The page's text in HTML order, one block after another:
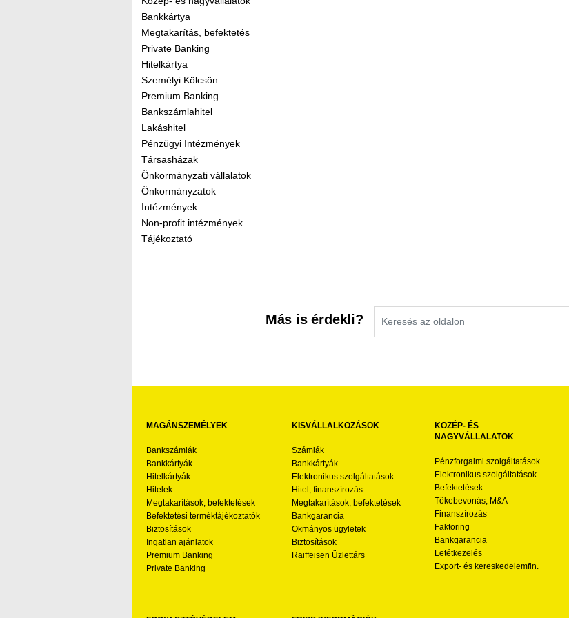
Bankkártya
Megtakarítás, befektetés
Private Banking
Hitelkártya
Személyi Kölcsön
Premium Banking
Bankszámlahitel
Lakáshitel
Pénzügyi Intézmények
Társasházak
Önkormányzati vállalatok
Önkormányzatok
Intézmények
Non-profit intézmények
Tájékoztató
Más is érdekli?
MAGÁNSZEMÉLYEK
Bankszámlák
Bankkártyák
Hitelkártyák
Hitelek
Megtakarítások, befektetések
Befektetési terméktájékoztatók
Biztosítások
Ingatlan ajánlatok
Premium Banking
Private Banking
KISVÁLLALKOZÁSOK
Számlák
Bankkártyák
Elektronikus szolgáltatások
Hitel, finanszírozás
Megtakarítások, befektetések
Bankgarancia
Okmányos ügyletek
Biztosítások
Raiffeisen Üzlettárs
KÖZÉP- ÉS
NAGYVÁLLALATOK
Pénzforgalmi szolgáltatások
Elektronikus szolgáltatások
Befektetések
Tőkebevonás, M&A
Finanszírozás
Faktoring
Bankgarancia
Letétkezelés
Export- és kereskedelemfin.